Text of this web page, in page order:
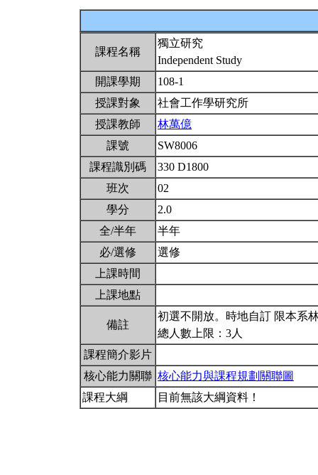
課程名稱
獨立研究
Independent Study
開課學期
108-1
授課對象
社會工作學研究所
授課教師
林萬億
課號
SW8006
課程識別碼
330 D1800
班次
02
學分
2.0
全/半年
半年
必/選修
選修
上課時間
上課地點
備註
初選不開放。時地自訂 限本系
總人數上限：3人
課程簡介影片
核心能力關聯 核心能力與課程規劃關聯圖
課程大綱
目前無該大綱資料！